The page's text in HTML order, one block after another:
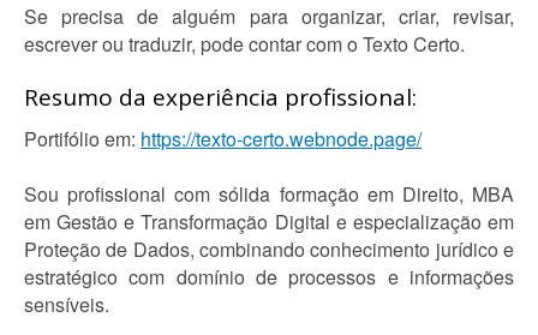
Se precisa de alguém para organizar, criar, revisar,
escrever ou traduzir, pode contar com o Texto Certo.
Resumo da experiência profissional:
Portifólio em: https://texto-certo.webnode.page/
Sou profissional com sólida formação em Direito, MBA
em Gestão e Transformação Digital e especialização em
Proteção de Dados, combinando conhecimento jurídico e
estratégico com domínio de processos e informações
sensíveis.